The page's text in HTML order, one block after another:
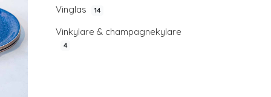
Vinglas 14
Vinkylare & champagnekylare
4